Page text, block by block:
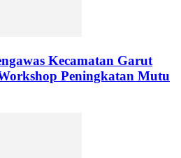
Kecamatan Garut
Peningkatan Mutu